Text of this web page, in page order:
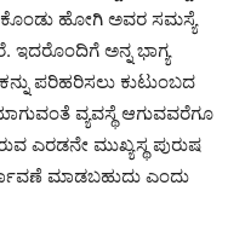
ಹೋಗಿ ಅವರ ಸಮಸ್ಯೆ
ಇದರೊಂದಿಗೆ ಅನ್ನ ಭಾಗ್ಯ
ಪರಿಹರಿಸಲು ಕುಟುಂಬದ
ವ್ಯವಸ್ಥೆ ಆಗುವವರೆಗೂ
ಎರಡನೇ ಮುಖ್ಯಸ್ಥ ಪುರುಷ
ಮಾಡಬಹುದು ಎಂದು